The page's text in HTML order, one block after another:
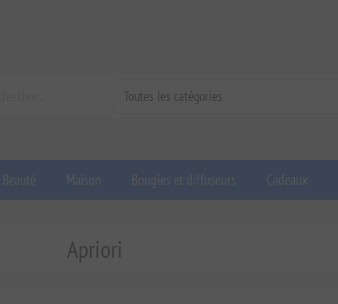
Beauté Maison Bougies et diffuseurs Cadeaux
Apriori